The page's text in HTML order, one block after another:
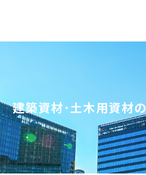
建築資材･土木用資材